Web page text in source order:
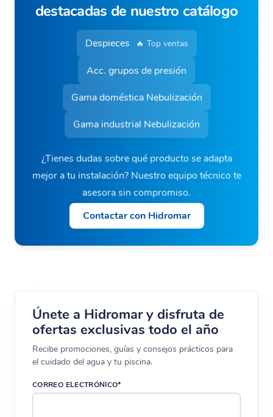
destacadas de nuestro catálogo
Despieces 🔥 Top ventas
Acc. grupos de presión
Gama doméstica Nebulización
Gama industrial Nebulización
¿Tienes dudas sobre qué producto se adapta
mejor a tu instalación? Nuestro equipo técnico te
asesora sin compromiso.
Contactar con Hidromar
Únete a Hidromar y disfruta de
ofertas exclusivas todo el año
Recibe promociones, guías y consejos prácticos para
el cuidado del agua y tu piscina.
CORREO ELECTRÓNICO*